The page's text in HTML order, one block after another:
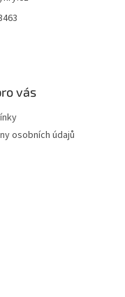
vás
osobních údajů